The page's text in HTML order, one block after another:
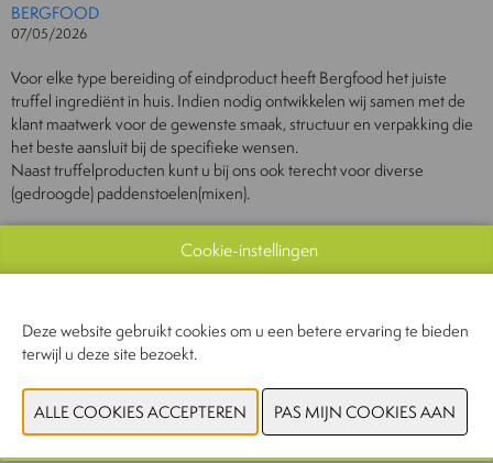
BERGFOOD
07/05/2026
Voor elke type bereiding of eindproduct heeft Bergfood het juiste
truffel ingrediënt in huis. Indien nodig ontwikkelen wij samen met de
klant maatwerk voor de gewenste smaak, structuur en verpakking die
het beste aansluit bij de specifieke wensen.
Naast truffelproducten kunt u bij ons ook terecht voor diverse
(gedroogde) paddenstoelen(mixen).
CONTACTEER ONS!
Cookie-instellingen
Deze website gebruikt cookies om u een betere ervaring te bieden
terwijl u deze site bezoekt.